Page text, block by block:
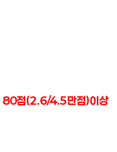
80점(2.6/4.5만점)이상